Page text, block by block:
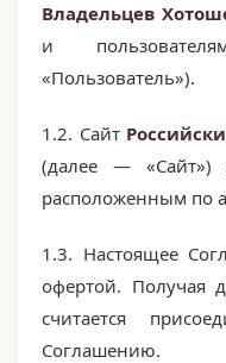
Владельцев
и
«Пользователь»).
1.2. Сайт
(далее — «Сайт»)
расположенным по
1.3. Настоящее
офертой. Получая
считается
Соглашению.